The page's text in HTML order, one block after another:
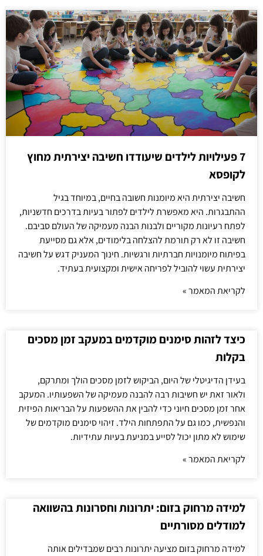
7 פעילויות לילדים שיעודדו חשיבה יצירתית מחוץ
לקופסא
חשיבה יצירתית היא מיומנות חשובה בחיים, במיוחד בגיל
ההתבגרות. היא מאפשרת לילדים לפתור בעיות בדרכים חדשניות,
לפתח רעיונות מקוריים ולבנות הבנה מעמיקה של העולם סביבם.
חשיבה זו לא רק תורמת להצלחה בלימודים, אלא גם מסייעת
בפיתוח מיומנויות חברתיות ורגשיות. חינוך המעניק דגש על חשיבה
יצירתית עשוי להוביל לפריחה אישית ומקצועית בעתיד.
לקריאת המאמר »
כיצד לזהות סימנים מוקדמים במעקב זמן מסכים
בקלות
בעידן הדיגיטלי של היום, הביקוש לזמן מסכים הולך ומתרקם,
ולאור זאת יש חשיבות רבה להבנה מעמיקה של השפעותיו. המעקב
אחר זמן מסכים חיוני כדי להבין את ההשפעות על הבריאות הפיזית
והנפשית, כמו גם על התפתחות הילד. זיהוי סימנים מוקדמים של
שימוש לא מתון יכול לסייע במניעת בעיות עתידיות.
לקריאת המאמר »
למידה מרחוק בזום: יתרונות וחסרונות בהשוואה
למודלים מסורתיים
למידה מרחוק בזום מציעה יתרונות רבים שמבדילים אותה